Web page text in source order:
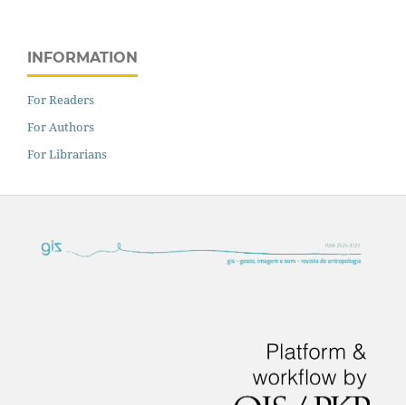
INFORMATION
For Readers
For Authors
For Librarians